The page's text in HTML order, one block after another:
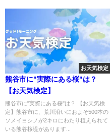
お天気検定
熊谷市に"実際にある桜"は？
【お天気検定】
熊谷市に"実際にある桜"は？ 【お天気検
定】熊谷市に、荒川沿いにおよそ500本の
ソメイヨシノが2キロにわたり植えられて
いる熊谷桜堤があります...